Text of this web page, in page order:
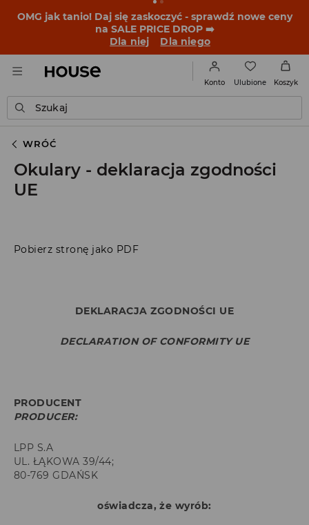
BACK TO SCHOOL📒Najlepsze historie zaczynają się
przed dzwonkiem. Wystartuj od nowego fitu!
Dla niej
Dla niego
Konto Ulubione Koszyk
Szukaj
WRÓĆ
Okulary - deklaracja zgodności
UE
Pobierz stronę jako PDF
DEKLARACJA ZGODNOŚCI UE
DECLARATION OF CONFORMITY UE
PRODUCENT
PRODUCER:
LPP S.A
UL. ŁĄKOWA 39/44;
80-769 GDAŃSK
oświadcza, że wyrób: